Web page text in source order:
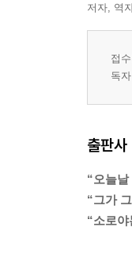
저자, 역
접
독
출판사
“오늘
“그가
“소로